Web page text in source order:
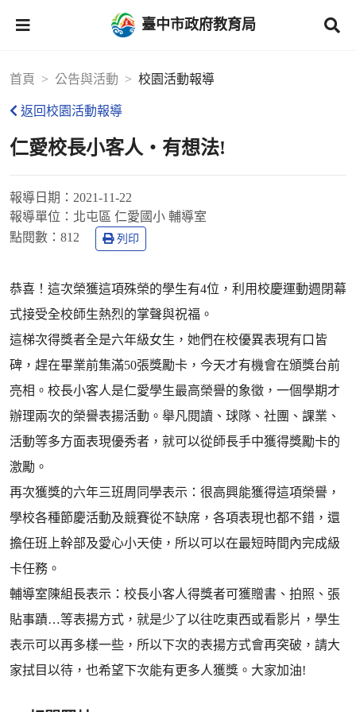
臺中市政府教育局
首頁 公告與活動 校園活動報導
返回校園活動報導
仁愛校長小客人‧有想法!
報導日期： 2021-11-22
報導單位： 北屯區 仁愛國小 輔導室
點閱數： 812 列印
恭喜！這次榮獲這項殊榮的學生有4位，利用校慶運動週閉幕
式接受全校師生熱烈的掌聲與祝福。
這梯次得獎者全是六年級女生，她們在校優異表現有口皆
碑，趕在畢業前集滿50張獎勵卡，今天才有機會在頒獎台前
亮相。校長小客人是仁愛學生最高榮譽的象徵，一個學期才
辦理兩次的榮譽表揚活動。舉凡閱讀、球隊、社團、課業、
活動等多方面表現優秀者，就可以從師長手中獲得獎勵卡的
激勵。
再次獲獎的六年三班周同學表示：很高興能獲得這項榮譽，
學校各種節慶活動及競賽從不缺席，各項表現也都不錯，還
擔任班上幹部及愛心小天使，所以可以在最短時間內完成級
卡任務。
輔導室陳組長表示：校長小客人得獎者可獲贈書、拍照、張
貼事蹟…等表揚方式，就是少了以往吃東西或看影片，學生
表示可以再多樣一些，所以下次的表揚方式會再突破，請大
家拭目以待，也希望下次能有更多人獲獎。大家加油!